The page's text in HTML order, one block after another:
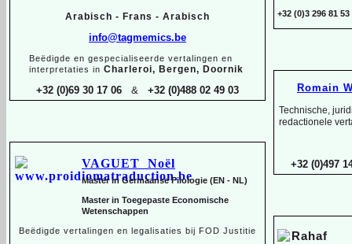
+32 (0)3 296 81
Romain
Technische,
redactionele
+32 (0)497
Arabisch - Frans - Arabisch
info@tagmemics.be
Beëdigde en gespecialiseerde vertalingen en
interpretaties in Charleroi, Bergen, Doornik
+32 (0)69 30 17 06 & +32 (0)488 02 49 03
VAGUET Noël
Master in Germaanse Filologie (EN - NL)
Master in Toegepaste Economische
Wetenschappen
Beëdigde vertalingen en legalisaties bij FOD Justitie